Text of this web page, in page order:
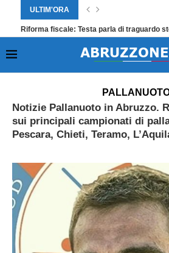
ULTIM'ORA
Riforma fiscale: Testa parla di traguardo
Home Pallanuoto
Notizie Pallanuoto in Abruzzo.
sui principali campionati di
Pescara, Chieti, Teramo,